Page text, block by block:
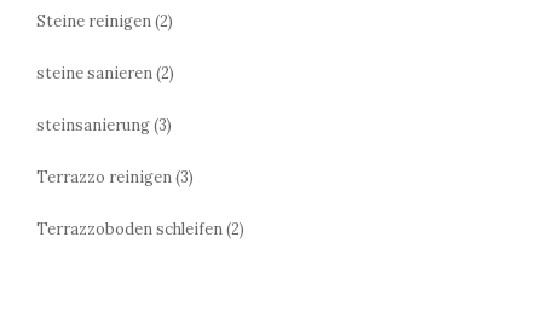
Steine reinigen(2)
steine sanieren(2)
steinsanierung(3)
Terrazzo reinigen(3)
Terrazzoboden schleifen(2)